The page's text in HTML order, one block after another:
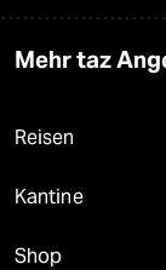
Mehr taz
Reisen
Kantine
Shop